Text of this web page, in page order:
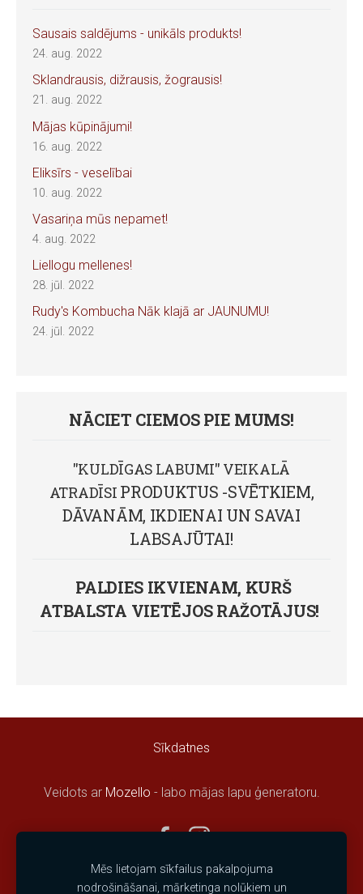
Sausais saldējums - unikāls produkts!
24. aug. 2022
Sklandrausis, dižrausis, žograusis!
21. aug. 2022
Mājas kūpinājumi!
16. aug. 2022
Eliksīrs - veselībai
10. aug. 2022
Vasariņa mūs nepamet!
4. aug. 2022
Liellogu mellenes!
28. jūl. 2022
Rudy's Kombucha Nāk klajā ar JAUNUMU!
24. jūl. 2022
NĀCIET CIEMOS PIE MUMS!
''KULDĪGAS LABUMI'' VEIKALĀ
ATRADĪSI PRODUKTUS -SVĒTKIEM,
DĀVANĀM, IKDIENAI UN SAVAI
LABSAJŪTAI!
PALDIES IKVIENAM, KURŠ
ATBALSTA VIETĒJOS RAŽOTĀJUS!
Sīkdatnes
Veidots ar Mozello - labo mājas lapu ģeneratoru.
Mēs lietojam sīkfailus pakalpojuma
nodrošināšanai, mārketinga nolūkiem un